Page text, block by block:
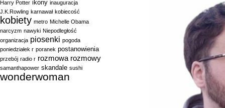
Harry Potter ikony inauguracja
J.K.Rowling karnawał kobiecość
kobiety metro Michelle Obama
narcyzm nawyki Niepodległość
organizacja piosenki pogoda
poniedziałek r poranek postanowienia
przebój radio r rozmowa rozmowy
samanthapower skandale sushi
wonderwoman